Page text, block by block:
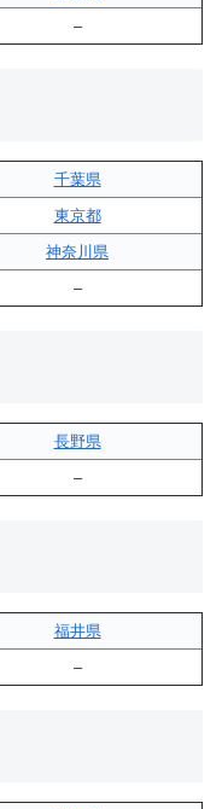
–
千葉県
東京都
神奈川県
–
長野県
–
福井県
–